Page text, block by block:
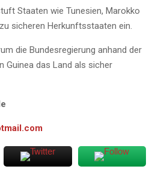
Staaten wie Tunesien, Marokko
sicheren Herkunftsstaaten ein.
die Bundesregierung anhand der
Guinea das Land als sicher